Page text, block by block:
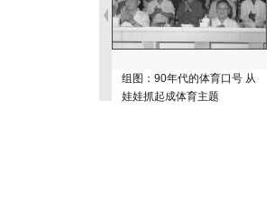
组图：90年代的体育口号 从
娃娃抓起成体育主题